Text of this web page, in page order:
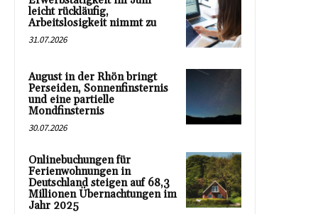
leicht rückläufig,
Arbeitslosigkeit nimmt zu
31.07.2026
August in der Rhön bringt
Perseiden, Sonnenfinsternis
und eine partielle
Mondfinsternis
30.07.2026
Onlinebuchungen für
Ferienwohnungen in
Deutschland steigen auf 68,3
Millionen Übernachtungen im
Jahr 2025